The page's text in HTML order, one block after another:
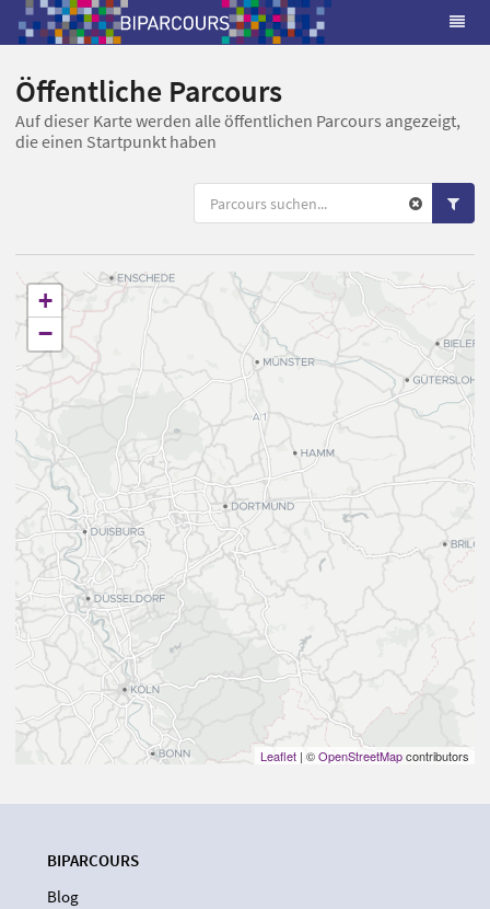
Öffentliche Parcours
Auf dieser Karte werden alle öffentlichen Parcours angezeigt,
die einen Startpunkt haben
+
−
Leaflet | ©OpenStreetMapcontributors
BIPARCOURS
Blog